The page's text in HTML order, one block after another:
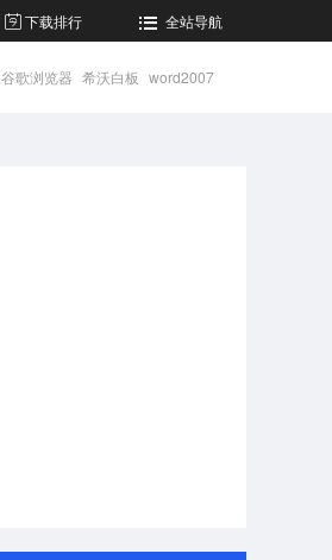
下载排行 全站导航
谷歌浏览器 希沃白板 word2007